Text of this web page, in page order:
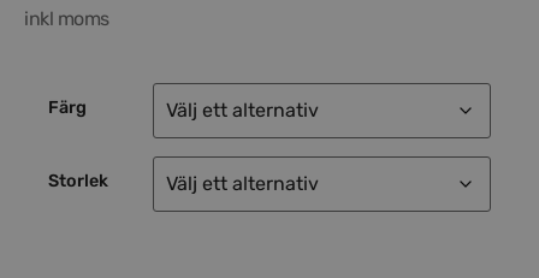
inkl moms
Färg
Storlek